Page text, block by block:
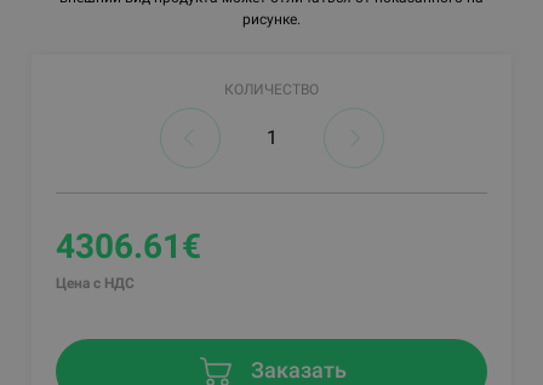
рисунке.
КОЛИЧЕСТВО
4306.61€
Цена с НДС
Заказать